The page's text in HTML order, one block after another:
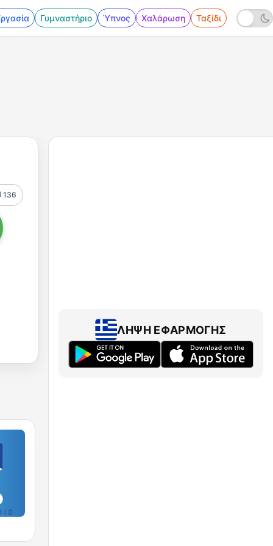
Γυμναστήριο Ύπνος Χαλάρωση Ταξίδι
136
ΛΉΨΗ ΕΦΑΡΜΟΓΉΣ